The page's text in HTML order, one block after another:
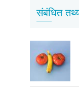
संबंधित